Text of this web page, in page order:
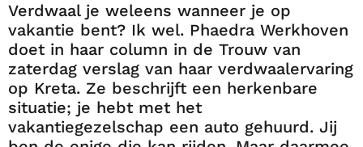
Verdwaal je weleens wanneer je op
vakantie bent? Ik wel. Phaedra Werkhoven
doet in haar column in de Trouw van
zaterdag verslag van haar verdwaalervaring
op Kreta. Ze beschrijft een herkenbare
situatie; je hebt met het
vakantiegezelschap een auto gehuurd. Jij